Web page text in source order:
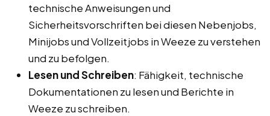
technische Anweisungen und
Sicherheitsvorschriften bei diesen Nebenjobs,
Minijobs und Vollzeitjobs in Weeze zu verstehen
und zu befolgen.
Lesen und Schreiben: Fähigkeit, technische
Dokumentationen zu lesen und Berichte in
Weeze zu schreiben.